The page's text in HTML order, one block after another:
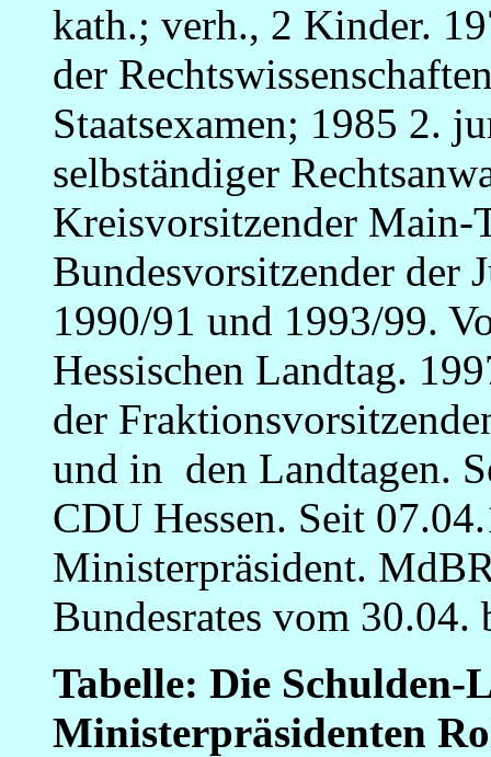
kath.; verh., 2 Kinder.
der
Staatsexamen; 1985 2.
selbständiger
Kreisvorsitzender Main-
Bundesvorsitzender der
1990/91 und 1993/99.
Hessischen Landtag.
der
und in den Landtagen.
CDU Hessen. Seit
Ministerpräsident.
Bundesrates vom
Tabelle: Die Schulden-
Ministerpräsidenten